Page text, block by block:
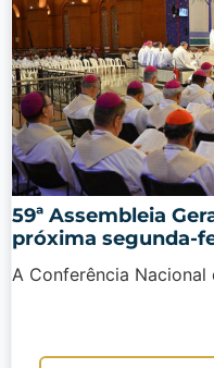
59ª Assembleia
próxima segunda-
A Conferência Nacional